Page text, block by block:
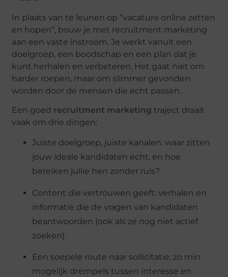
In plaats van te leunen op “vacature online zetten
en hopen”, bouw je met recruitment marketing
aan een vaste instroom. Je werkt vanuit een
doelgroep, een boodschap en een plan dat je
kunt herhalen en verbeteren. Het gaat niet om
harder roepen, maar om slimmer gevonden
worden door de mensen die echt passen.
Een goed recruitment marketing traject draait
vaak om drie dingen:
Juiste doelgroep, juiste kanalen: waar zitten
jouw ideale kandidaten echt, en hoe
bereiken jullie hen zonder ruis?
Content die vertrouwen geeft: verhalen en
informatie die de vragen van kandidaten
beantwoorden (ook als ze nog niet actief
zoeken).
Een soepele route naar sollicitatie: zo min
mogelijk drempels tussen interesse en